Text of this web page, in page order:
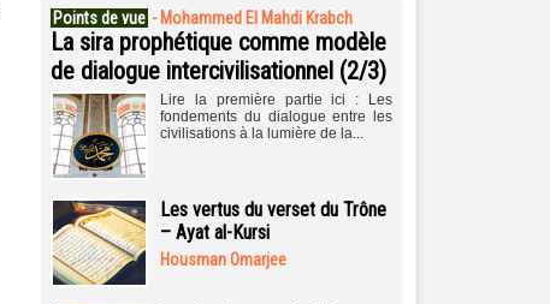
Points de vue - Mohammed El Mahdi Krabch
La sira prophétique comme modèle
de dialogue intercivilisationnel (2/3)
Lire la première partie ici : Les
fondements du dialogue entre les
civilisations à la lumière de la...
Les vertus du verset du Trône
– Ayat al-Kursi
Housman Omarjee